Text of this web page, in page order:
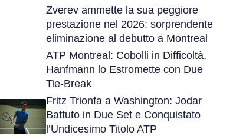
Zverev ammette la sua peggiore
prestazione nel 2026: sorprendente
eliminazione al debutto a Montreal
ATP Montreal: Cobolli in Difficoltà,
Hanfmann lo Estromette con Due
Tie-Break
Fritz Trionfa a Washington: Jodar
Battuto in Due Set e Conquistato
l’Undicesimo Titolo ATP